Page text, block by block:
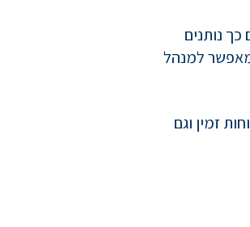
נותנים
מאפשר למנהל
זמין וגם